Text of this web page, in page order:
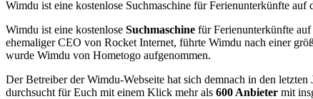
Wimdu ist eine kostenlose Suchmaschine für Ferienunterkünfte
Wimdu ist eine kostenlose Suchmaschine für Ferienunterkünfte
ehemaliger CEO von Rocket Internet, führte Wimdu nach einer
wurde Wimdu von Hometogo aufgenommen.
Der Betreiber der Wimdu-Webseite hat sich demnach in den
durchsucht für Euch mit einem Klick mehr als 600 Anbieter mit